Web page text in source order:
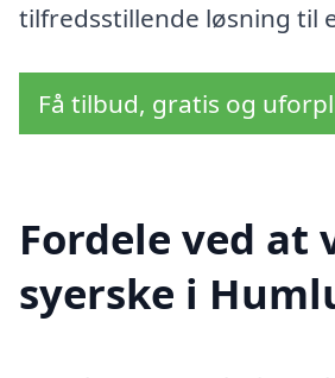
tilfredsstillende løsning til
Få tilbud, gratis og
Fordele ved at
syerske i